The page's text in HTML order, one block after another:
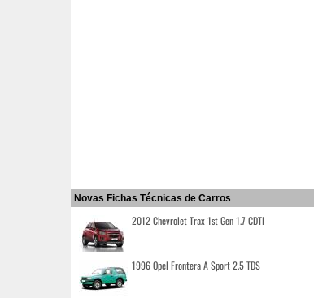
Novas Fichas Técnicas de Carros
2012 Chevrolet Trax 1st Gen 1.7 CDTI
1996 Opel Frontera A Sport 2.5 TDS